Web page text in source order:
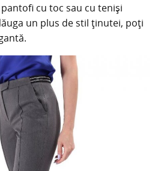
cu toc sau cu teniși
un plus de stil ținutei, poți